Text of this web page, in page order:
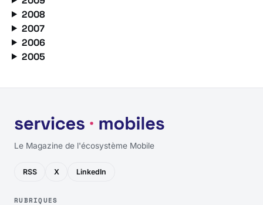
2008
2007
2006
2005
Le Magazine de l'écosystème Mobile
RSS X LinkedIn
RUBRIQUES